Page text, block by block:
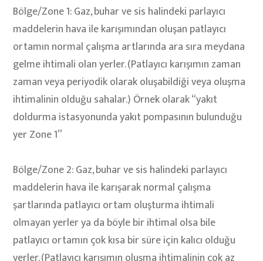
Bölge/Zone 1: Gaz, buhar ve sis halindeki parlayıcı
maddelerin hava ile karışımından oluşan patlayıcı
ortamın normal çalışma artlarında ara sıra meydana
gelme ihtimali olan yerler. (Patlayıcı karışımın zaman
zaman veya periyodik olarak oluşabildiği veya oluşma
ihtimalinin olduğu sahalar.) Örnek olarak “yakıt
doldurma istasyonunda yakıt pompasının bulunduğu
yer Zone 1”
Bölge/Zone 2: Gaz, buhar ve sis halindeki parlayıcı
maddelerin hava ile karışarak normal çalışma
şartlarında patlayıcı ortam oluşturma ihtimali
olmayan yerler ya da böyle bir ihtimal olsa bile
patlayıcı ortamın çok kısa bir süre için kalıcı olduğu